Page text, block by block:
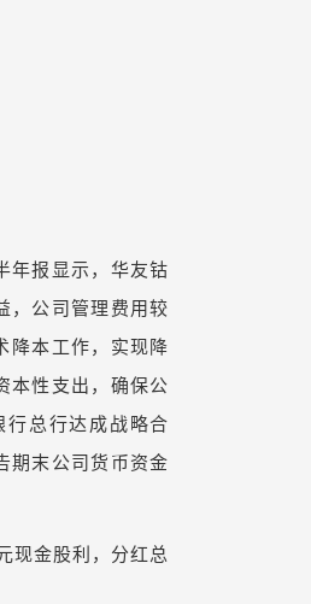
年报显示，华友钴
，公司管理费用较
降本工作，实现降
本性支出，确保公
总行达成战略合
期末公司货币资金
现金股利，分红总